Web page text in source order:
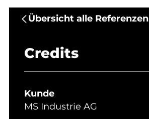
Übersicht alle Referenzen
Credits
Kunde
MS Industrie AG